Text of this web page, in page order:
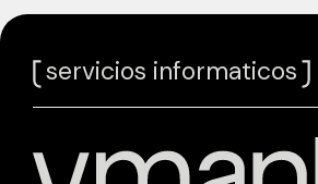
servicios informaticos